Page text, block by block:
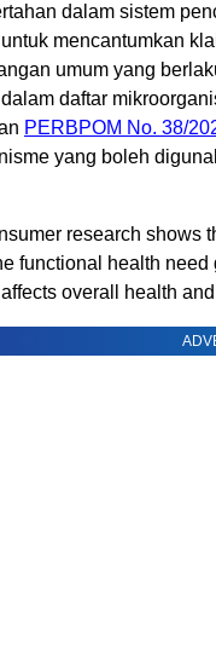
dalam sistem
untuk mencantumkan
umum yang
daftar
PERBPOM No. 38/
yang boleh
research shows
functional health
overall health